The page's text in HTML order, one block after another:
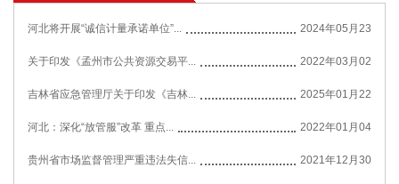
河北将开展“诚信计量承诺单位”... 2024年05月23
关于印发《孟州市公共资源交易平... 2022年03月02
吉林省应急管理厅关于印发《吉林... 2025年01月22
河北：深化“放管服”改革 重点... 2022年01月04
贵州省市场监督管理严重违法失信... 2021年12月30